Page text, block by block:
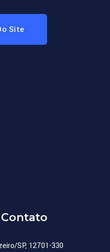
Site
SP, 12701-330